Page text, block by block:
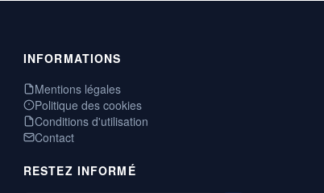
INFORMATIONS
Mentions légales
Politique des cookies
Conditions d'utilisation
Contact
RESTEZ INFORMÉ